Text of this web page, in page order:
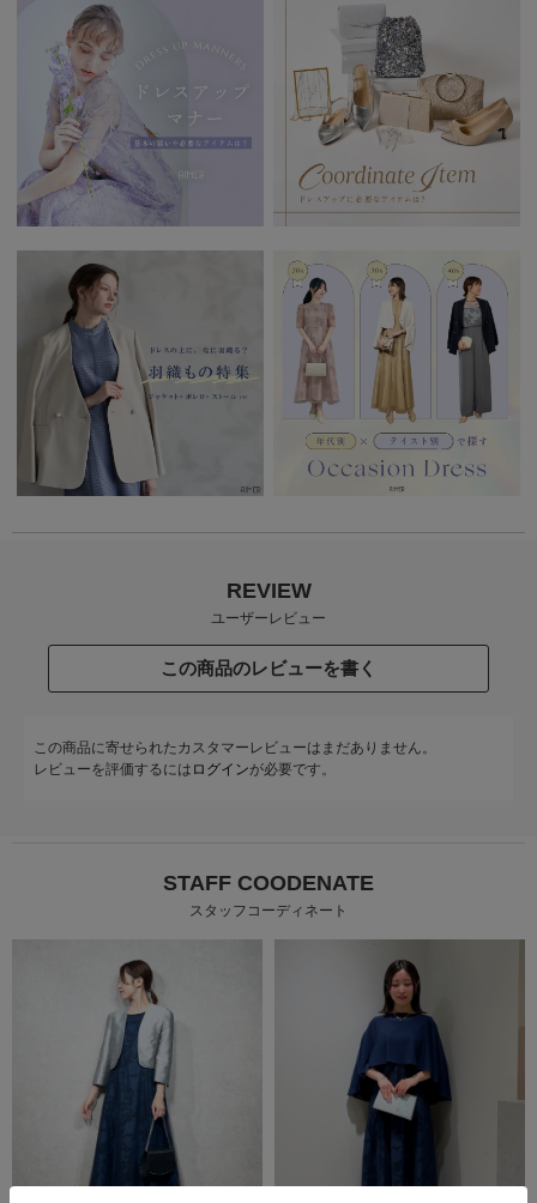
REVIEW
ユーザーレビュー
この商品のレビューを書く
この商品に寄せられたカスタマーレビューはまだありません。
レビューを評価するには ログインが必要です。
STAFF COODENATE
スタッフコーディネート